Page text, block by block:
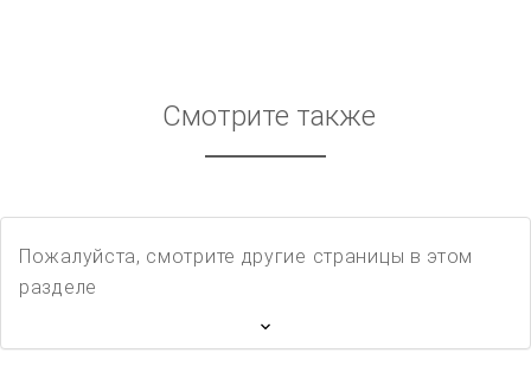
Смотрите также
Пожалуйста, смотрите другие страницы в этом
разделе